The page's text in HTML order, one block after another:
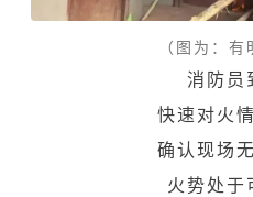
（图为：有
消防员
快速对火
确认现场
火势处于